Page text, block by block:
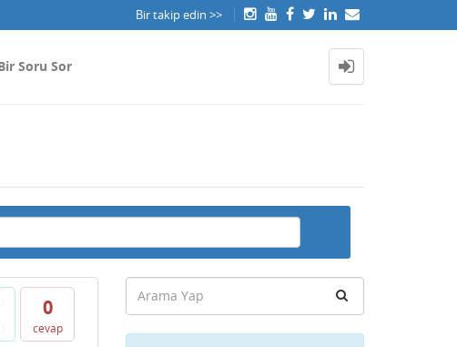
Bir takip edin >>
Soru Sor
0
cevap